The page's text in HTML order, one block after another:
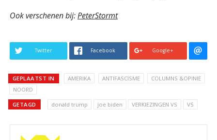
Ook verschenen bij:PeterStormt
Twitter Facebook Google+
GEPLAATST IN AMERIKA ANTIFASCISME
COLUMNS &OPINIE
NOORD
GETAGD donald trump joe biden VERKIEZINGEN VS VS